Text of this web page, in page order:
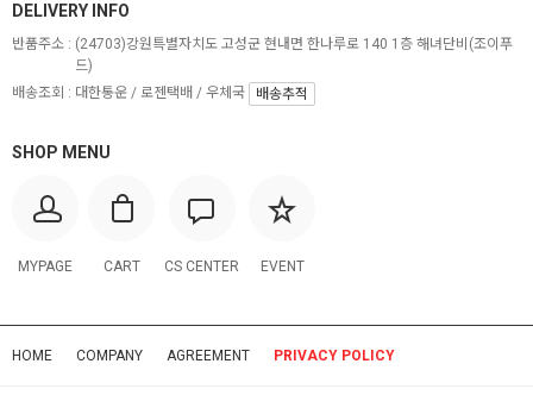
SHOP MENU
MYPAGE CART CS CENTER EVENT
DELIVERY INFO
반품주소 : (24703)강원특별자치도 고성군 현내면 한나루로 140 1층 해녀단비(조이푸
드)
배송조회 : 대한통운 / 로젠택배 / 우체국
배송추적
HOME COMPANY AGREEMENT PRIVACY POLICY